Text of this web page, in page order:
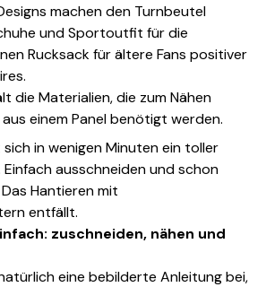
machen den Turnbeutel
und Sportoutfit für die
Rucksack für ältere Fans positiver
die Materialien, die zum Nähen
einem Panel benötigt werden.
in wenigen Minuten ein toller
ausschneiden und schon
Hantieren mit
entfällt.
zuschneiden, nähen und
eine bebilderte Anleitung bei,